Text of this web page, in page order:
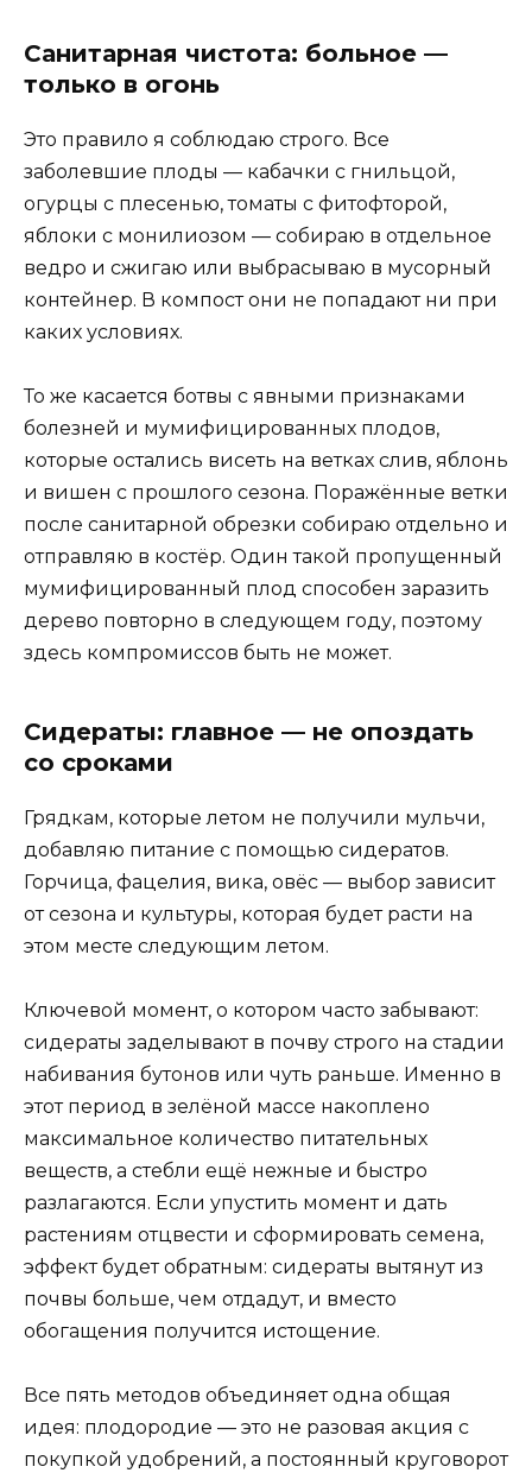
Санитарная чистота: больное —
только в огонь
Это правило я соблюдаю строго. Все
заболевшие плоды — кабачки с гнильцой,
огурцы с плесенью, томаты с фитофторой,
яблоки с монилиозом — собираю в отдельное
ведро и сжигаю или выбрасываю в мусорный
контейнер. В компост они не попадают ни при
каких условиях.
То же касается ботвы с явными признаками
болезней и мумифицированных плодов,
которые остались висеть на ветках слив, яблонь
и вишен с прошлого сезона. Поражённые ветки
после санитарной обрезки собираю отдельно и
отправляю в костёр. Один такой пропущенный
мумифицированный плод способен заразить
дерево повторно в следующем году, поэтому
здесь компромиссов быть не может.
Сидераты: главное — не опоздать
со сроками
Грядкам, которые летом не получили мульчи,
добавляю питание с помощью сидератов.
Горчица, фацелия, вика, овёс — выбор зависит
от сезона и культуры, которая будет расти на
этом месте следующим летом.
Ключевой момент, о котором часто забывают:
сидераты заделывают в почву строго на стадии
набивания бутонов или чуть раньше. Именно в
этот период в зелёной массе накоплено
максимальное количество питательных
веществ, а стебли ещё нежные и быстро
разлагаются. Если упустить момент и дать
растениям отцвести и сформировать семена,
эффект будет обратным: сидераты вытянут из
почвы больше, чем отдадут, и вместо
обогащения получится истощение.
Все пять методов объединяет одна общая
идея: плодородие — это не разовая акция с
покупкой удобрений, а постоянный круговорот